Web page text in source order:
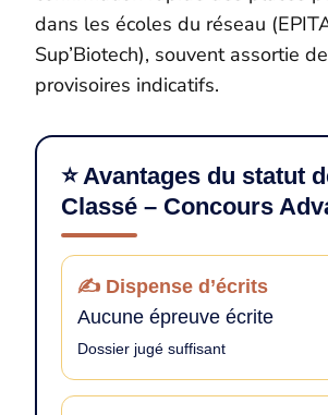
dans les écoles du réseau
Sup’Biotech), souvent assortie
provisoires indicatifs.
⭐ Avantages du statut
Classé – Concours
✍️ Dispense d’écrits
Aucune épreuve écrite
Dossier jugé suffisant